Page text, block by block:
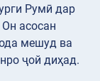
Румӣ дар
асосан
мешуд ва
ҷой диҳад.